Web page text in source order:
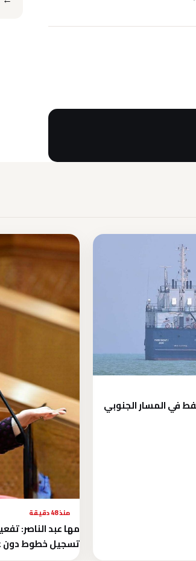
في المسار الجنوبي
منذ 48 دقيقة
مها عبد الناصر:
تسجيل خطوط دون